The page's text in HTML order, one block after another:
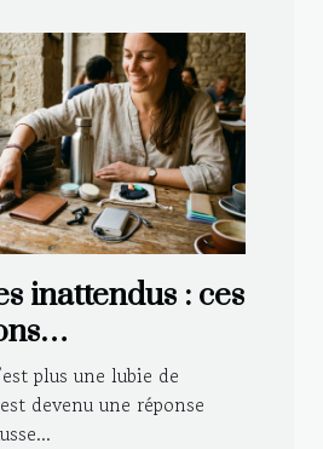
inattendus : ces
pour
plus une lubie de
devenu une réponse